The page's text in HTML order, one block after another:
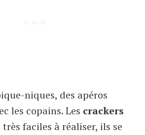
niques, des apéros
les copains. Les crackers
faciles à réaliser, ils se